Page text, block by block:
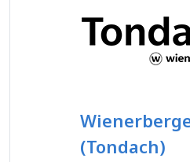
(Tondach)